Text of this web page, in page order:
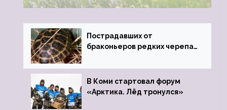
Пострадавших от
браконьеров редких черепах
зоопарк
В Коми стартовал форум
«Арктика. Лёд тронулся»